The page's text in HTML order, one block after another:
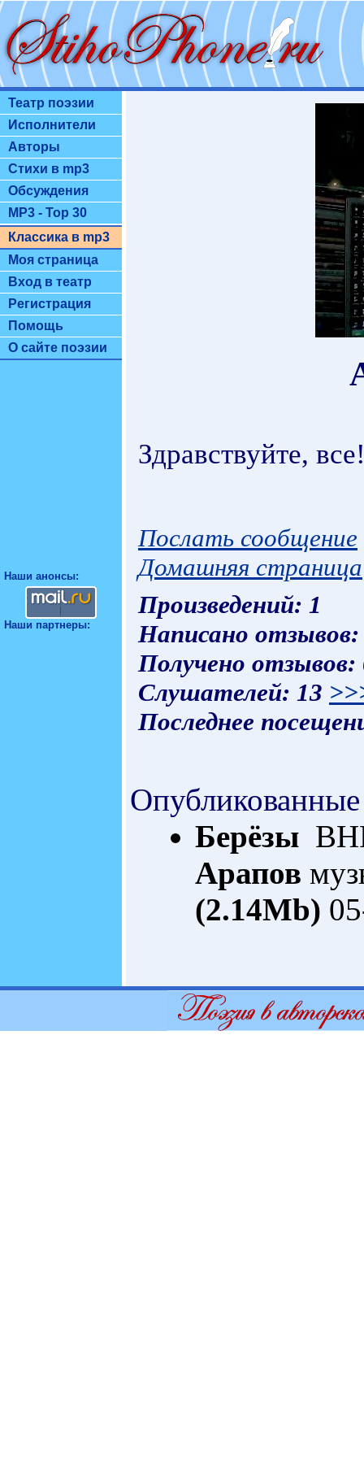
Театр поэзии
Исполнители
Авторы
Стихи в mp3
Обсуждения
MP3 - Top 30
Классика в mp3
Моя страница
Вход в театр
Регистрация
Помощь
О сайте поэзии
Наши анонсы:
Наши партнеры:
Здравствуйте,
Послать сообщение
Домашняя страница
Произведений: 1
Написано
Получено
Слушателей: 13
Последнее
Берёзы
Арапов
(2.14Mb)